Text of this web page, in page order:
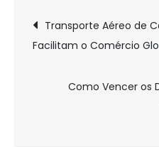
de
Post
Transporte Aéreo de
Facilitam o Comércio
Como Vencer os